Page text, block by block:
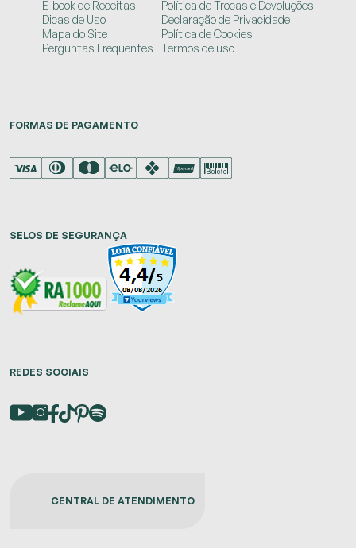
E-book de Receitas
Dicas de Uso
Mapa do Site
Perguntas Frequentes
Política de Trocas e Devoluções
Declaração de Privacidade
Política de Cookies
Termos de uso
FORMAS DE PAGAMENTO
SELOS DE SEGURANÇA
REDES SOCIAIS
CENTRAL DE ATENDIMENTO